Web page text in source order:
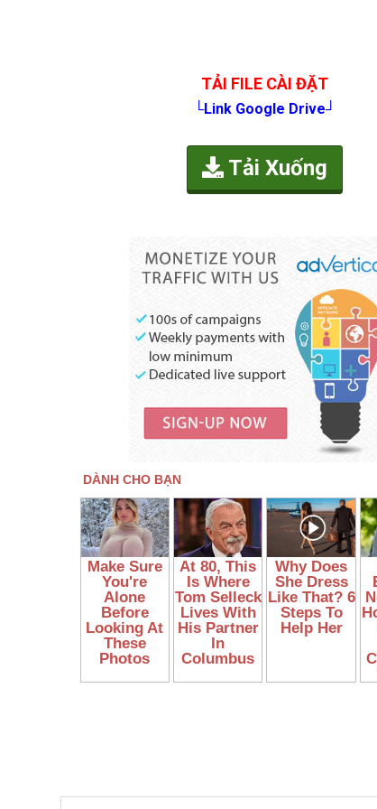
TẢI FILE CÀI ĐẶT
└Link Google Drive┘
Tải Xuống